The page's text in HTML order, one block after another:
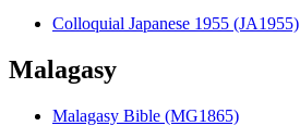
Colloquial Japanese 1955 (JA1955)
Malagasy
Malagasy Bible (MG1865)